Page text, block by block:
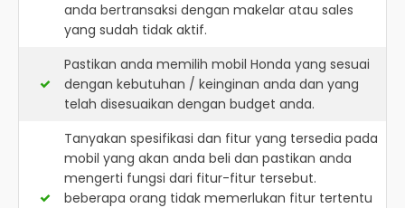
anda bertransaksi dengan makelar atau sales
yang sudah tidak aktif.
Pastikan anda memilih mobil Honda yang sesuai
dengan kebutuhan / keinginan anda dan yang
telah disesuaikan dengan budget anda.
Tanyakan spesifikasi dan fitur yang tersedia pada
mobil yang akan anda beli dan pastikan anda
mengerti fungsi dari fitur-fitur tersebut.
beberapa orang tidak memerlukan fitur tertentu